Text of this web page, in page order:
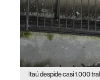
Itaú despide casi 1.000